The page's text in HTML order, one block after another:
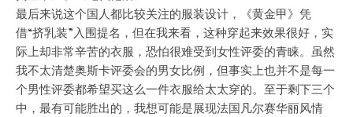
最后来说这个国人都比较关注的服装设计，《黄金甲》凭
借“挤乳装”入围提名，但在我来看，这种穿起来效果很好，实
际上却非常辛苦的衣服，恐怕很难受到女性评委的青睐。虽然
我不太清楚奥斯卡评委会的男女比例，但事实上也并不是每一
个男性评委都希望买这么一件衣服给太太穿的。至于剩下三个
中，最有可能胜出的，我想可能是展现法国凡尔赛华丽风情